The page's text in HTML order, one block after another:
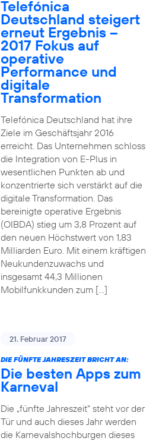
Telefónica
Deutschland steigert
erneut Ergebnis –
2017 Fokus auf
operative
Performance und
digitale
Transformation
Telefónica Deutschland hat ihre
Ziele im Geschäftsjahr 2016
erreicht. Das Unternehmen schloss
die Integration von E-Plus in
wesentlichen Punkten ab und
konzentrierte sich verstärkt auf die
digitale Transformation. Das
bereinigte operative Ergebnis
(OIBDA) stieg um 3,8 Prozent auf
den neuen Höchstwert von 1,83
Milliarden Euro. Mit einem kräftigen
Neukundenzuwachs und
insgesamt 44,3 Millionen
Mobilfunkkunden zum […]
21. Februar 2017
DIE FÜNFTE JAHRESZEIT BRICHT AN:
Die besten Apps zum
Karneval
Die „fünfte Jahreszeit“ steht vor der
Tür und auch dieses Jahr werden
die Karnevalshochburgen dieses